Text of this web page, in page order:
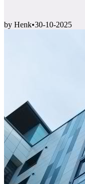
by Henk•30-10-2025